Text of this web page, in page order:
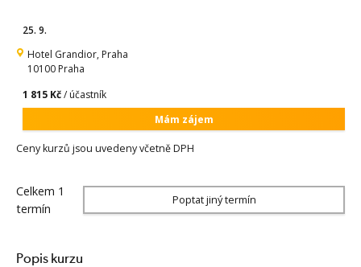
25. 9.
Hotel Grandior, Praha
10100 Praha
1 815 Kč/ účastník
Mám zájem
Ceny kurzů jsou uvedeny včetně DPH
Celkem 1
termín
Poptat jiný termín
Popis kurzu